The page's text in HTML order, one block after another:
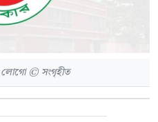
লোগো © সংগৃহীত